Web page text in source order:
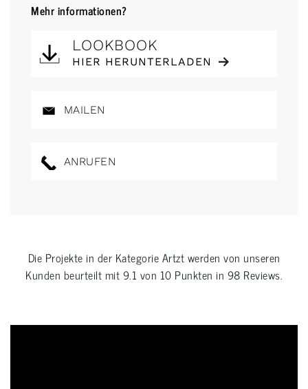
Mehr informationen?
LOOKBOOK
HIER HERUNTERLADEN
MAILEN
ANRUFEN
Die Projekte in der KategorieArtztwerden von unseren
Kunden beurteilt mit9.1 von 10 Punkten in 98 Reviews.